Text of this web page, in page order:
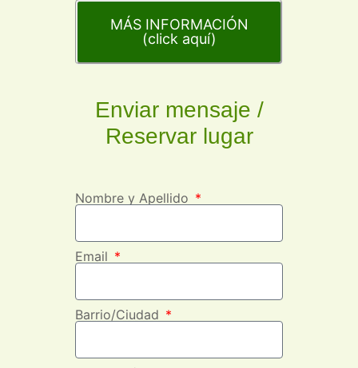
MÁS INFORMACIÓN
(click aquí)
Enviar mensaje /
Reservar lugar
Nombre y Apellido
Email
Barrio/Ciudad